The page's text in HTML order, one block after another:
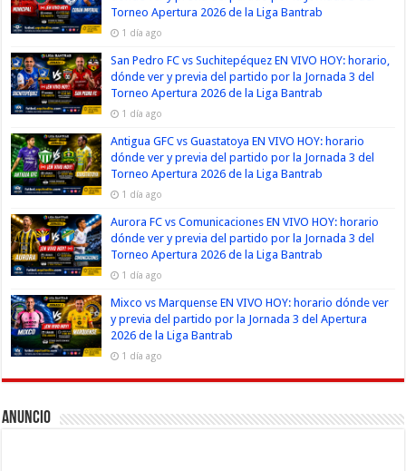
Torneo Apertura 2026 de la Liga Bantrab
1 día ago
San Pedro FC vs Suchitepéquez EN VIVO HOY: horario,
dónde ver y previa del partido por la Jornada 3 del
Torneo Apertura 2026 de la Liga Bantrab
1 día ago
Antigua GFC vs Guastatoya EN VIVO HOY: horario
dónde ver y previa del partido por la Jornada 3 del
Torneo Apertura 2026 de la Liga Bantrab
1 día ago
Aurora FC vs Comunicaciones EN VIVO HOY: horario
dónde ver y previa del partido por la Jornada 3 del
Torneo Apertura 2026 de la Liga Bantrab
1 día ago
Mixco vs Marquense EN VIVO HOY: horario dónde ver
y previa del partido por la Jornada 3 del Apertura
2026 de la Liga Bantrab
1 día ago
Anuncio